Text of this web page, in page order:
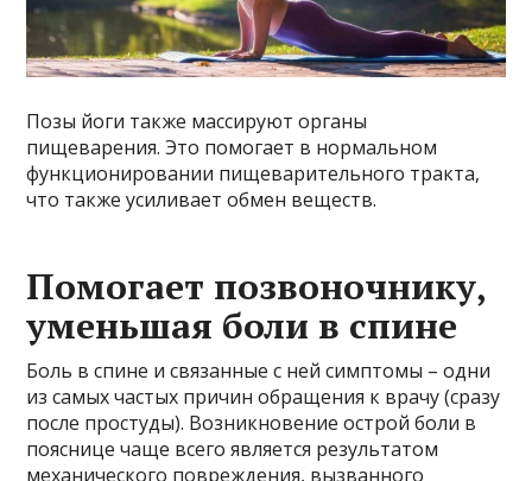
Позы йоги также массируют органы
пищеварения. Это помогает в нормальном
функционировании пищеварительного тракта,
что также усиливает обмен веществ.
Помогает позвоночнику,
уменьшая боли в спине
Боль в спине и связанные с ней симптомы – одни
из самых частых причин обращения к врачу (сразу
после простуды). Возникновение острой боли в
пояснице чаще всего является результатом
механического повреждения, вызванного